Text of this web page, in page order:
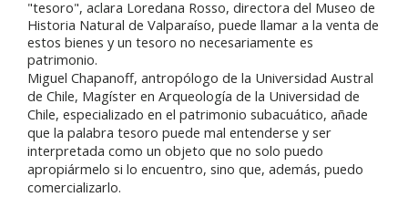
"tesoro", aclara Loredana Rosso, directora del Museo de
Historia Natural de Valparaíso, puede llamar a la venta de
estos bienes y un tesoro no necesariamente es
patrimonio.
Miguel Chapanoff, antropólogo de la Universidad Austral
de Chile, Magíster en Arqueología de la Universidad de
Chile, especializado en el patrimonio subacuático, añade
que la palabra tesoro puede mal entenderse y ser
interpretada como un objeto que no solo puedo
apropiármelo si lo encuentro, sino que, además, puedo
comercializarlo.